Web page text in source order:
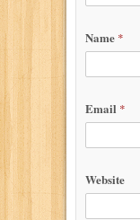
Name *
Email *
Website